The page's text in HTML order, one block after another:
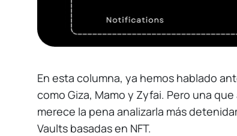
En esta columna, ya hemos hablado
como Giza, Mamo y Zyfai. Pero una
merece la pena analizarla más
Vaults basadas en NFT.